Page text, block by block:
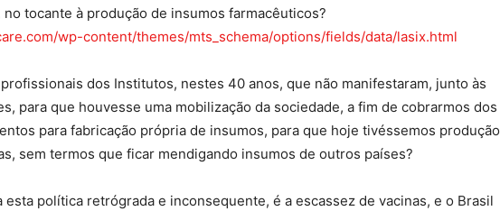
tocante à produção de insumos farmacêuticos?
wp-content/themes/mts_schema/options/fields/data/lasix.html
dos Institutos, nestes 40 anos, que não manifestaram, junto às
para que houvesse uma mobilização da sociedade, a fim de cobrarmos dos
para fabricação própria de insumos, para que hoje tivéssemos produção
sem termos que ficar mendigando insumos de outros países?
esta política retrógrada e inconsequente, é a escassez de vacinas, e o Brasil